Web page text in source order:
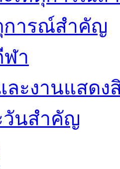
การณ์สำคัญ
า
ละงานแสดง
วันสำคัญ